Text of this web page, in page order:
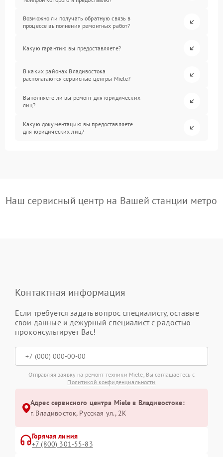
Возможно ли получать обратную связь в
процессе выполнения ремонтных работ?
Какую гарантию вы предоставляете?
В каких районах Владивостока
располагаются сервисные центры Miele?
Выполняете ли вы ремонт для юридических
лиц?
Какую документацию вы предоставляете
для юридических лиц?
Наш сервисный центр на Вашей станции метро
Контактная информация
Если требуется задать вопрос специалисту, оставьте
свои данные и дежурный специалист с радостью
проконсультирует Вас!
Отправляя заявку на ремонт техники Miele, Вы соглашаетесь с
Политикой конфиденциальности
Адрес сервисного центра Miele в Владивостоке:
г. Владивосток, Русская ул., 2К
Горячая линия
+7 (800) 301-55-83